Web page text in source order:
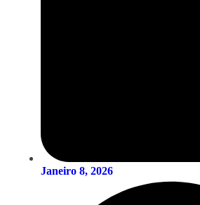
Janeiro 8, 2026